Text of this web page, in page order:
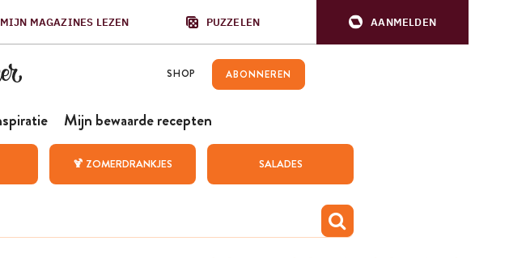
MIJN MAGAZINES LEZEN PUZZELEN AANMELDEN
SHOP ABONNEREN
Mijn bewaarde recepten
🍹 ZOMERDRANKJES SALADES